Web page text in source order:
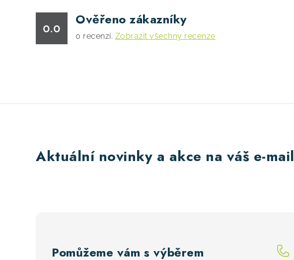
0.0
Ověřeno zákazníky
0 recenzí. Zobrazit všechny recenze
Aktuální novinky a akce na váš e-mail
Pomůžeme vám s výběrem